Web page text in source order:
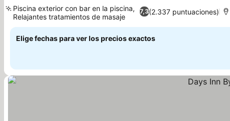
7,3(2.337 puntuaciones)
Piscina exterior con bar en la piscina,
Relajantes tratamientos de masaje
Elige fechas para ver los precios exactos